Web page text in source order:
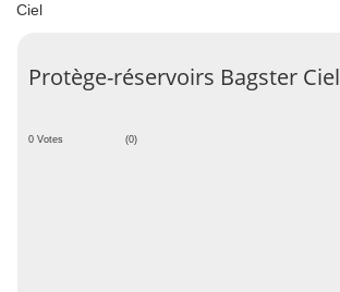
Ciel
Protège-réservoirs Bagster Ciel
0 Votes (0)